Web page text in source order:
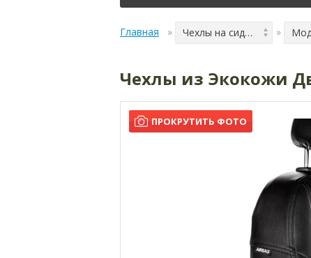
Главная Чехлы на сидения
Чехлы из Экокожи
ПРОКРУТИТЬ ФОТО